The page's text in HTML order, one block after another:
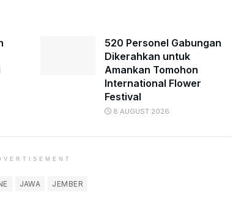
520 Personel Gabungan
Dikerahkan untuk
Amankan Tomohon
International Flower
Festival
8 AUGUST 2026
JAWA JEMBER